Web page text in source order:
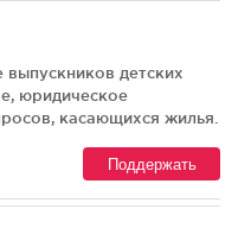
детских
юридическое
касающихся жилья.
Поддержать